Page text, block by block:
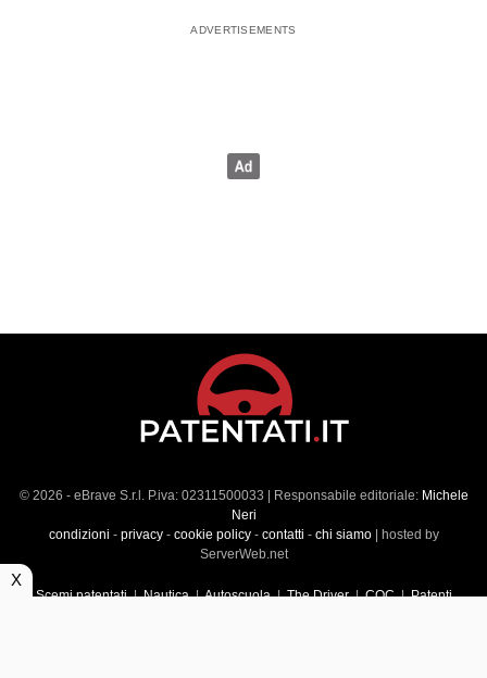
© 2026 - eBrave S.r.l. P.iva: 02311500033 | Responsabile editoriale: Michele
Neri
condizioni - privacy- cookie policy- contatti - chi siamo| hosted by
ServerWeb.net
Scemi patentati|Nautica|Autoscuola|The Driver|CQC|Patenti
X